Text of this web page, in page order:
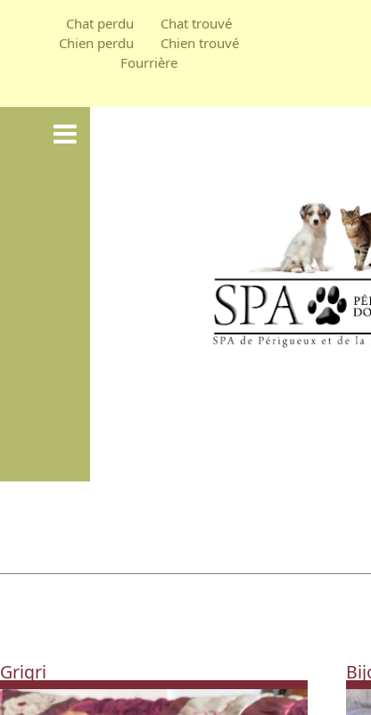
to
main
Chat perdu
Chat trouvé
Chien perdu
Chien trouvé
Fourrière
Grigri